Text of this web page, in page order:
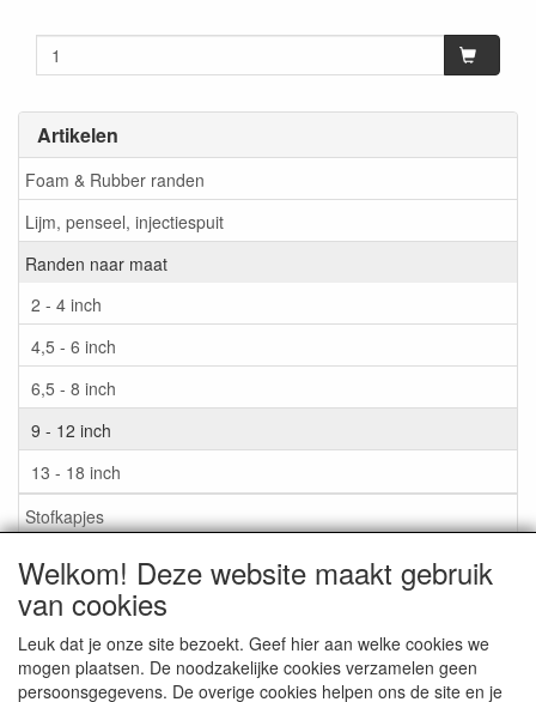
Artikelen
Foam & Rubber randen
Lijm, penseel, injectiespuit
Randen naar maat
2 - 4 inch
4,5 - 6 inch
6,5 - 8 inch
9 - 12 inch
13 - 18 inch
Stofkapjes
Informatie
Foam of rubber randen?
Welkom! Deze website maakt gebruik
van cookies
Leuk dat je onze site bezoekt. Geef hier aan welke cookies we
mogen plaatsen. De noodzakelijke cookies verzamelen geen
persoonsgegevens. De overige cookies helpen ons de site en je